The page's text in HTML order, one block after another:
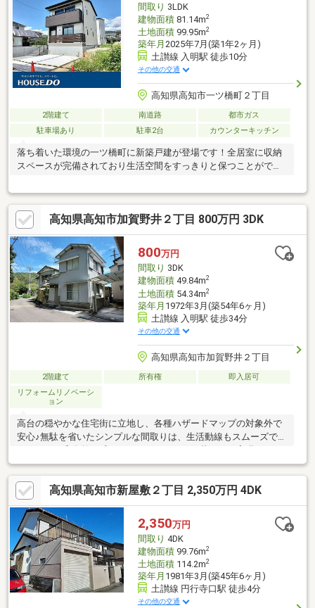
間取り 3LDK
建物面積81.14m2
土地面積99.95m2
築年月 2025年7月(築1年2ヶ月)
土讃線 入明駅 徒歩10分
その他の交通
高知県高知市一ツ橋町２丁目
2階建て 南道路
都市ガス
駐車場あり
駐車2台 カウンターキッチン
落ち着いた環境の一ツ橋町に新築戸建が登場です！全居室に収納
スペースが完備されており生活空間をすっきりと保つことができ
高知県高知市加賀野井２丁目 800万円 3DK
800万円
間取り 3DK
建物面積49.84m2
土地面積54.34m2
築年月 1972年3月(築54年6ヶ月)
土讃線 入明駅 徒歩34分
その他の交通
高知県高知市加賀野井２丁目
2階建て 所有権
即入居可
リフォームリノベーシ
ョン
高台の穏やかな住宅街に立地し、各種ハザードマップの対象外で
安心♪無駄を省いたシンプルな間取りは、生活動線もスムーズで暮
す。
高知県高知市新屋敷２丁目 2,350万円 4DK
2,350万円
間取り 4DK
建物面積99.76m2
土地面積114.2m2
築年月 1981年3月(築45年6ヶ月)
土讃線 円行寺口駅 徒歩4分
その他の交通